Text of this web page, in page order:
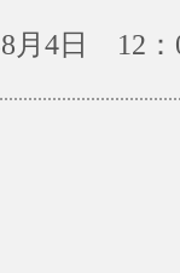
月4日 12：